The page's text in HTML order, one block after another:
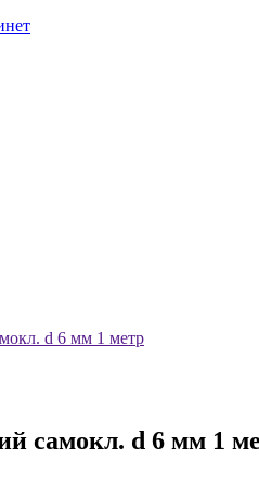
d 6 мм 1 метр
самокл. d 6 мм 1